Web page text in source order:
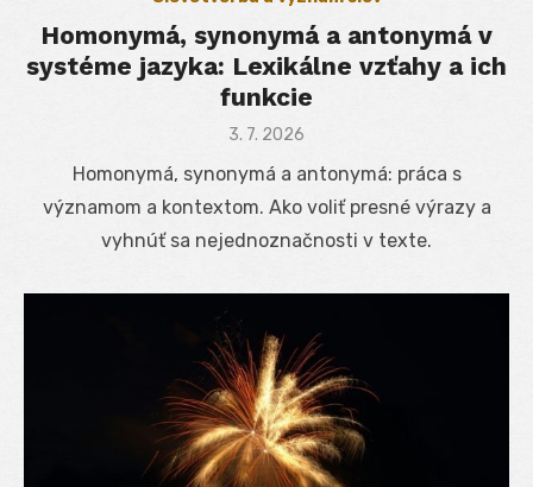
Homonymá, synonymá a antonymá v
systéme jazyka: Lexikálne vzťahy a ich
funkcie
Posted
3. 7. 2026
Homonymá, synonymá a antonymá: práca s
významom a kontextom. Ako voliť presné výrazy a
vyhnúť sa nejednoznačnosti v texte.